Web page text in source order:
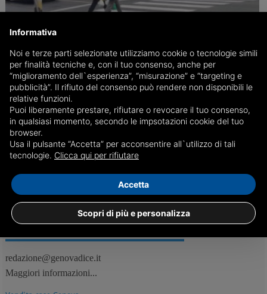
Nuovi semafori 'intelligenti' a Genova
Entro i primi mesi del 2020 saranno 7 gli incroci stradali del capoluogo
monitorati dai nuovi semafori ‘intelligenti’ dotati di telecamere attive
7 giorni su 7, 24 ore al giorno
17/01 Genova, Attualità
REDAZIONE
redazione@genovadice.it
Maggiori informazioni...
Feed RSS
Informativa
Noi e terze parti selezionate utilizziamo cookie o tecnologie simili
per finalità tecniche e, con il tuo consenso, anche per
“miglioramento dell`esperienza”, “misurazione” e “targeting e
pubblicità”. Il rifiuto del consenso può rendere non disponibili le
relative funzioni.
Puoi liberamente prestare, rifiutare o revocare il tuo consenso,
in qualsiasi momento, secondo le impsotazioni cookie del tuo
browser.
Usa il pulsante “Accetta” per acconsentire all`utilizzo di tali
tecnologie. Clicca qui per rifiutare
Scopri di più e personalizza
Accetta